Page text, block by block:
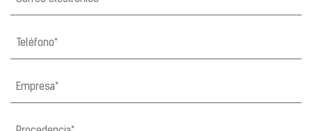
Telefono
Azienda
Provenienza